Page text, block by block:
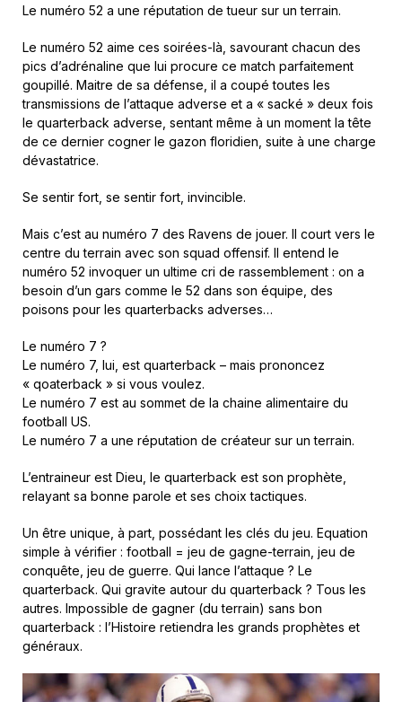
Le numéro 52 a une réputation de tueur sur un terrain.
Le numéro 52 aime ces soirées-là, savourant chacun des
pics d’adrénaline que lui procure ce match parfaitement
goupillé. Maitre de sa défense, il a coupé toutes les
transmissions de l’attaque adverse et a « sacké » deux fois
le quarterback adverse, sentant même à un moment la tête
de ce dernier cogner le gazon floridien, suite à une charge
dévastatrice.
Se sentir fort, se sentir fort, invincible.
Mais c’est au numéro 7 des Ravens de jouer. Il court vers le
centre du terrain avec son squad offensif. Il entend le
numéro 52 invoquer un ultime cri de rassemblement : on a
besoin d’un gars comme le 52 dans son équipe, des
poisons pour les quarterbacks adverses…
Le numéro 7 ?
Le numéro 7, lui, est quarterback – mais prononcez
« qoaterback » si vous voulez.
Le numéro 7 est au sommet de la chaine alimentaire du
football US.
Le numéro 7 a une réputation de créateur sur un terrain.
L’entraineur est Dieu, le quarterback est son prophète,
relayant sa bonne parole et ses choix tactiques.
Un être unique, à part, possédant les clés du jeu. Equation
simple à vérifier : football = jeu de gagne-terrain, jeu de
conquête, jeu de guerre. Qui lance l’attaque ? Le
quarterback. Qui gravite autour du quarterback ? Tous les
autres. Impossible de gagner (du terrain) sans bon
quarterback : l’Histoire retiendra les grands prophètes et
généraux.